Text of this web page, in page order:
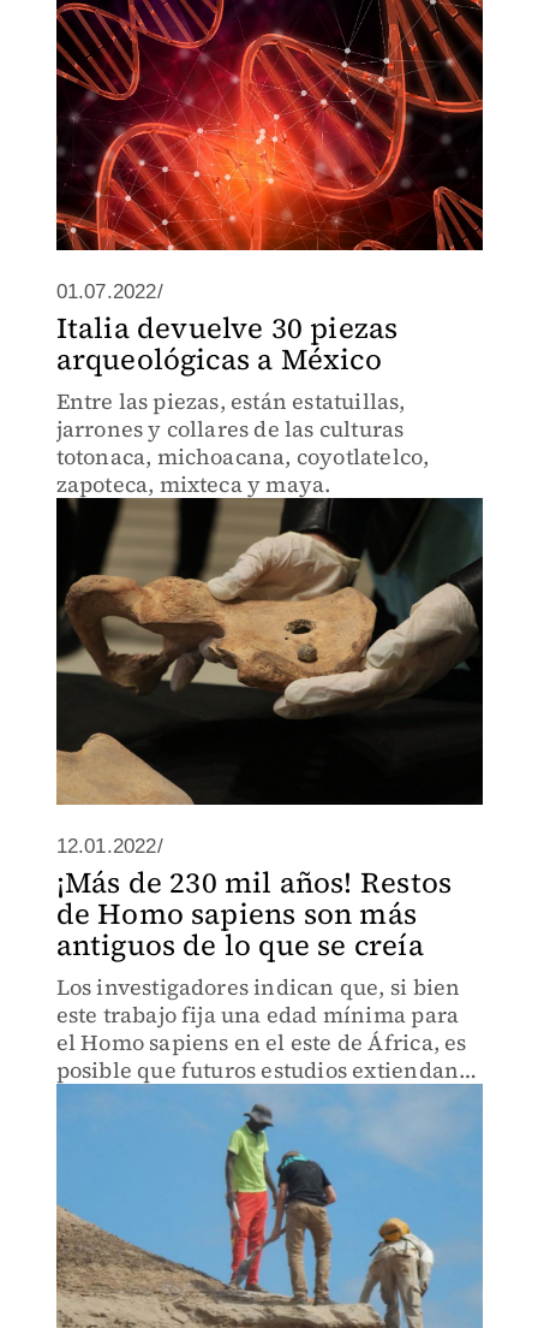
01.07.2022/
Italia devuelve 30 piezas
arqueológicas a México
Entre las piezas, están estatuillas,
jarrones y collares de las culturas
totonaca, michoacana, coyotlatelco,
zapoteca, mixteca y maya.
12.01.2022/
¡Más de 230 mil años! Restos
de Homo sapiens son más
antiguos de lo que se creía
Los investigadores indican que, si bien
este trabajo fija una edad mínima para
el Homo sapiens en el este de África, es
posible que futuros estudios extiendan
la edad de nuestra especie más atrás en